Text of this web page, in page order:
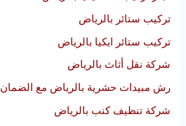
تركيب ستائر بالرياض
تركيب ستائر ايكيا بالرياض
شركة نقل أثاث بالرياض
رش مبيدات حشرية بالرياض مع الضمان
شركة تنظيف كنب بالرياض